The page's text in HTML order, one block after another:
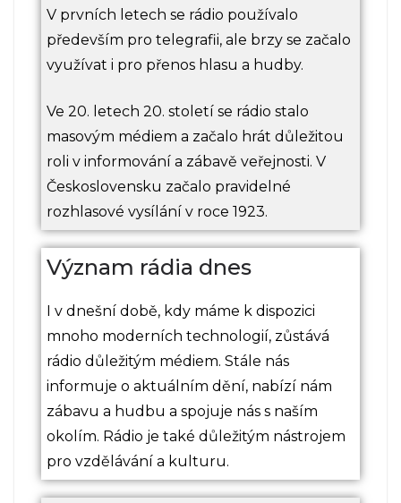
V prvních letech se rádio používalo
především pro telegrafii, ale brzy se začalo
využívat i pro přenos hlasu a hudby.
Ve 20. letech 20. století se rádio stalo
masovým médiem a začalo hrát důležitou
roli v informování a zábavě veřejnosti. V
Československu začalo pravidelné
rozhlasové vysílání v roce 1923.
Význam rádia dnes
I v dnešní době, kdy máme k dispozici
mnoho moderních technologií, zůstává
rádio důležitým médiem. Stále nás
informuje o aktuálním dění, nabízí nám
zábavu a hudbu a spojuje nás s naším
okolím. Rádio je také důležitým nástrojem
pro vzdělávání a kulturu.